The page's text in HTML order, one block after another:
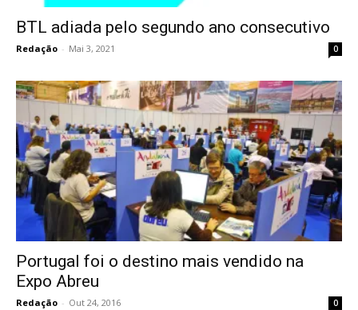
BTL adiada pelo segundo ano consecutivo
Redação - Mai 3, 2021 0
Portugal foi o destino mais vendido na
Expo Abreu
Redação - Out 24, 2016 0